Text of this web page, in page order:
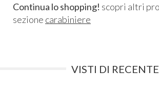
Continua lo shopping! scopri altri
sezione carabiniere
VISTI DI RECENTE